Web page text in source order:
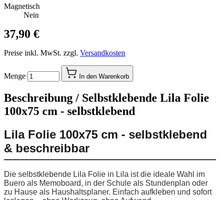
Magnetisch
Nein
37,90 €
Preise inkl. MwSt. zzgl. Versandkosten
Menge In den Warenkorb
Beschreibung / Selbstklebende Lila Folie
100x75 cm - selbstklebend
Lila Folie 100x75 cm - selbstklebend
& beschreibbar
Die selbstklebende Lila Folie in Lila ist die ideale Wahl im
Buero als Memoboard, in der Schule als Stundenplan oder
zu Hause als Haushaltsplaner. Einfach aufkleben und sofort